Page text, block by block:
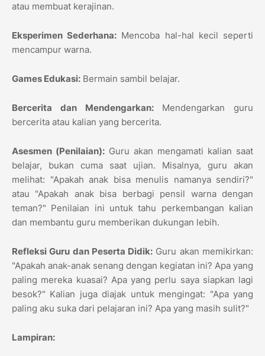
atau membuat kerajinan.
Eksperimen Sederhana: Mencoba hal-hal kecil seperti
mencampur warna.
Games Edukasi: Bermain sambil belajar.
Bercerita dan Mendengarkan:Mendengarkan guru
bercerita atau kalian yang bercerita.
Asesmen (Penilaian): Guru akan mengamati kalian saat
belajar, bukan cuma saat ujian. Misalnya, guru akan
melihat: "Apakah anak bisa menulis namanya sendiri?"
atau "Apakah anak bisa berbagi pensil warna dengan
teman?" Penilaian ini untuk tahu perkembangan kalian
dan membantu guru memberikan dukungan lebih.
Refleksi Guru dan Peserta Didik: Guru akan memikirkan:
"Apakah anak-anak senang dengan kegiatan ini? Apa yang
paling mereka kuasai? Apa yang perlu saya siapkan lagi
besok?" Kalian juga diajak untuk mengingat: "Apa yang
paling aku suka dari pelajaran ini? Apa yang masih sulit?"
Lampiran: